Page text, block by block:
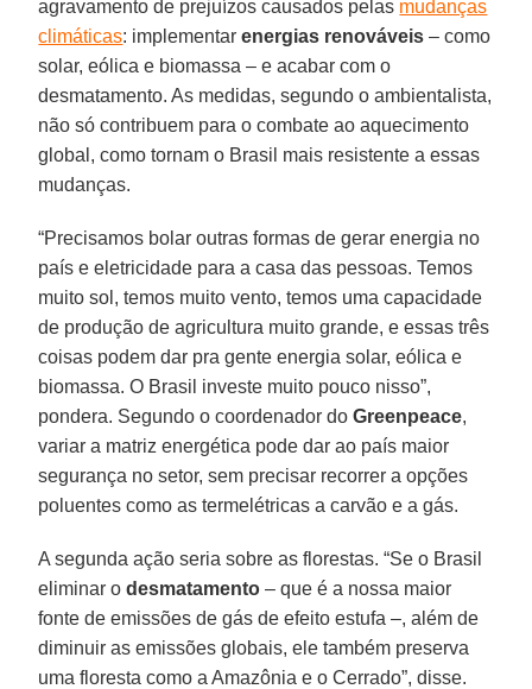
agravamento de prejuízos causados pelas mudanças
climáticas: implementarenergias renováveis – como
solar, eólica e biomassa – e acabar com o
desmatamento. As medidas, segundo o ambientalista,
não só contribuem para o combate ao aquecimento
global, como tornam o Brasil mais resistente a essas
mudanças.
“Precisamos bolar outras formas de gerar energia no
país e eletricidade para a casa das pessoas. Temos
muito sol, temos muito vento, temos uma capacidade
de produção de agricultura muito grande, e essas três
coisas podem dar pra gente energia solar, eólica e
biomassa. O Brasil investe muito pouco nisso”,
pondera. Segundo o coordenador doGreenpeace,
variar a matriz energética pode dar ao país maior
segurança no setor, sem precisar recorrer a opções
poluentes como as termelétricas a carvão e a gás.
A segunda ação seria sobre as florestas. “Se o Brasil
eliminar odesmatamento – que é a nossa maior
fonte de emissões de gás de efeito estufa –, além de
diminuir as emissões globais, ele também preserva
uma floresta como a Amazônia e o Cerrado”, disse.